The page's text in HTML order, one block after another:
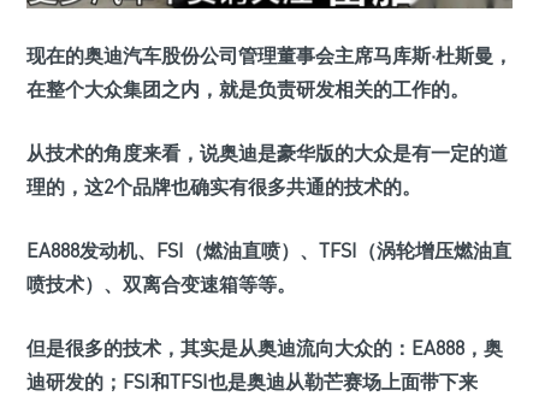
现在的奥迪汽车股份公司管理董事会主席马库斯·杜斯曼，
在整个大众集团之内，就是负责研发相关的工作的。
从技术的角度来看，说奥迪是豪华版的大众是有一定的道
理的，这2个品牌也确实有很多共通的技术的。
EA888发动机、FSI（燃油直喷）、TFSI（涡轮增压燃油直
喷技术）、双离合变速箱等等。
但是很多的技术，其实是从奥迪流向大众的：EA888，奥
迪研发的；FSI和TFSI也是奥迪从勒芒赛场上面带下来